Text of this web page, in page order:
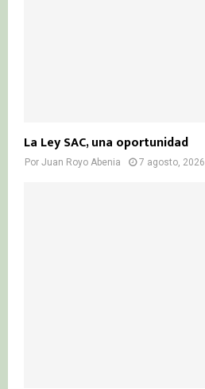
La Ley SAC, una oportunidad
Por Juan Royo Abenia 7 agosto, 2026